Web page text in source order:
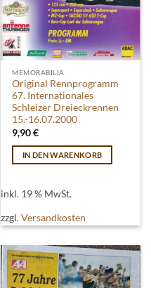
MEMORABILIA
Original Rennprogramm
67. Internationales
Schleizer Dreieckrennen
15.-16.07.2000
9,90€
IN DEN WARENKORB
inkl. 19 % MwSt.
zzgl.Versandkosten